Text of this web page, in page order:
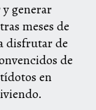
generar
meses de
disfrutar de
de
en